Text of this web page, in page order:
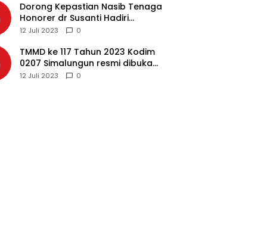
Dorong Kepastian Nasib Tenaga
Honorer dr Susanti Hadiri
Rakernas APEKSI 2023 di Makassar
12 Juli 2023 0
TMMD ke 117 Tahun 2023 Kodim
0207 Simalungun resmi dibuka
Bupati Simalungun
12 Juli 2023 0